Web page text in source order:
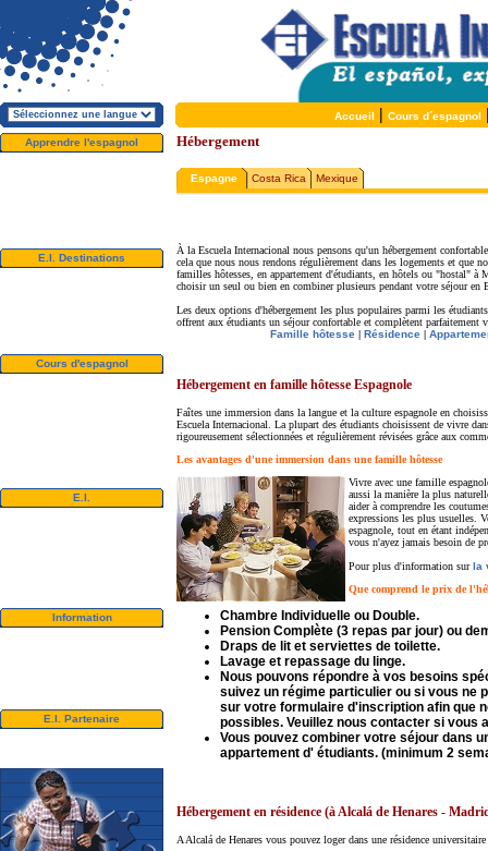
Accueil | Cours d´espagnol
Apprendre l'espagnol
E.I. Destinations
Cours d'espagnol
E.I.
Information
E.I. Partenaire
Hébergement
Espagne Costa Rica Mexique
À la Escuela Internacional nous pensons qu'un hébergement
cela que nous nous rendons régulièrement dans les logements et que
familles hôtesses, en appartement d'étudiants, en hôtels ou "hostal" à
choisir un seul ou bien en combiner plusieurs pendant votre séjour en
Les deux options d'hébergement les plus populaires parmi les
offrent aux étudiants un séjour confortable et complètent parfaitement
Famille hôtesse| Résidence|
Hébergement en famille hôtesse Espagnole
Faîtes une immersion dans la langue et la culture espagnole en
Escuela Internacional. La plupart des étudiants choisissent de vivre
rigoureusement sélectionnées et régulièrement révisées grâce aux
Les avantages d'une immersion dans une famille hôtesse
Vivre avec une famille
aussi la manière la plus
aider à comprendre les
expressions les plus usuelles.
espagnole, tout en étant
vous n'ayez jamais besoin de
Pour plus d'information surla
Que comprend le prix de
Chambre Individuelle ou Double.
Pension Complète (3 repas par jour) ou
Draps de lit et serviettes de toilette.
Lavage et repassage du linge.
Nous pouvons répondre à vos besoins
suivez un régime particulier ou si vous ne
sur votre formulaire d'inscription afin que
possibles. Veuillez nous contacter si vous
Vous pouvez combiner votre séjour dans
appartement d' étudiants. (minimum 2
Hébergement en résidence (à Alcalá de Henares -
A Alcalá de Henares vous pouvez loger dans une résidence